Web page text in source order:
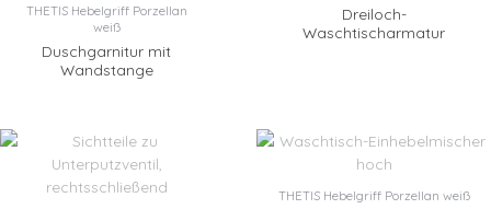
THETIS Hebelgriff Porzellan
weiß
Duschgarnitur mit
Wandstange
Dreiloch-
Waschtischarmatur
THETIS Hebelgriff Porzellan weiß